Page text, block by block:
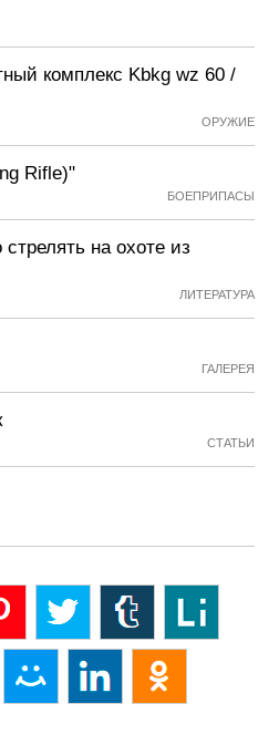
комплекс Kbkg wz 60 /
ОРУЖИЕ
Rifle)"
БОЕПРИПАСЫ
на охоте из
ЛИТЕРАТУРА
ГАЛЕРЕЯ
СТАТЬИ